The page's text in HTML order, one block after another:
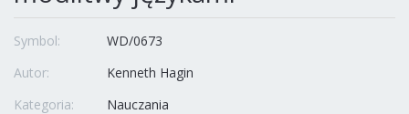
Symbol:
WD/0673
Autor:
Kenneth Hagin
Kategoria:
Nauczania